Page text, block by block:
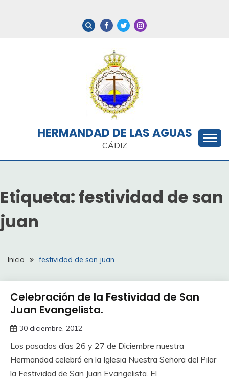
HERMANDAD DE LAS AGUAS
CÁDIZ
Etiqueta: festividad de san
juan
Inicio festividad de san juan
Celebración de la Festividad de San
Juan Evangelista.
30 diciembre, 2012
Los pasados días 26 y 27 de Diciembre nuestra
Hermandad celebró en la Iglesia Nuestra Señora del Pilar
la Festividad de San Juan Evangelista. El